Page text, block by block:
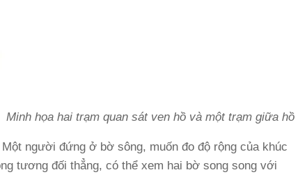
Minh họa hai trạm quan sát ven hồ và một trạm giữa hồ
Một người đứng ở bờ sông, muốn đo độ rộng của khúc
tương đối thẳng, có thể xem hai bờ song song với